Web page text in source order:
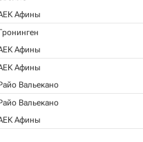
Афины
Афины
Афины
Вальекано
Вальекано
Афины